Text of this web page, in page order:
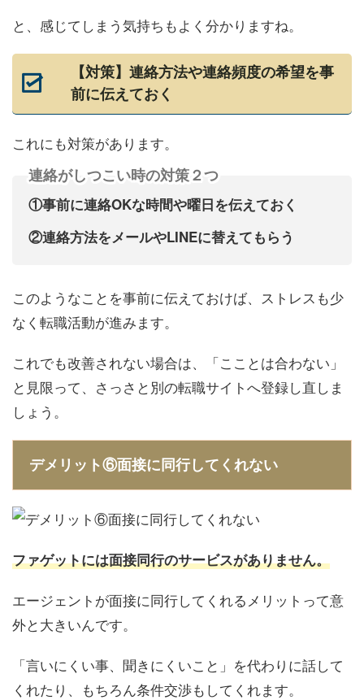
と、感じてしまう気持ちもよく分かりますね。
【対策】連絡方法や連絡頻度の希望を事
前に伝えておく
これにも対策があります。
連絡がしつこい時の対策２つ
①事前に連絡OKな時間や曜日を伝えておく
②連絡方法をメールやLINEに替えてもらう
このようなことを事前に伝えておけば、ストレスも少
なく転職活動が進みます。
これでも改善されない場合は、「こことは合わない」
と見限って、さっさと別の転職サイトへ登録し直しま
しょう。
デメリット⑥面接に同行してくれない
ファゲットには面接同行のサービスがありません。
エージェントが面接に同行してくれるメリットって意
外と大きいんです。
「言いにくい事、聞きにくいこと」を代わりに話して
くれたり、もちろん条件交渉もしてくれます。